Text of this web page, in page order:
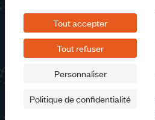
Tout accepter
Tout refuser
Personnaliser
Politique de confidentialité
©2026
Mentions légales
Politique de